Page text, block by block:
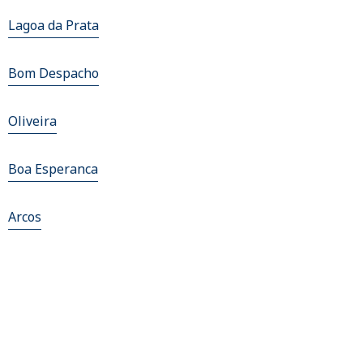
Lagoa da Prata
Bom Despacho
Oliveira
Boa Esperanca
Arcos